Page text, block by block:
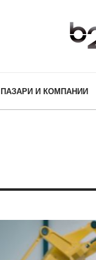
ПАЗАРИ И КОМПАНИИ